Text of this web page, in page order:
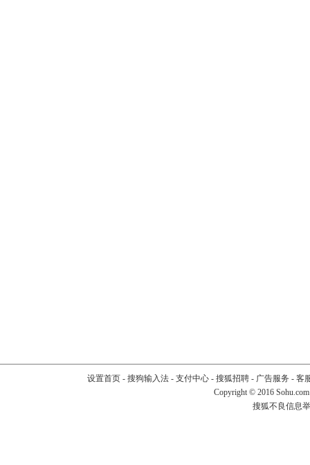
设置首页- 搜狗输入法- 支付中心- 搜狐招聘- 广告服务 - 客
Copyright © 2016
搜狐不良信息